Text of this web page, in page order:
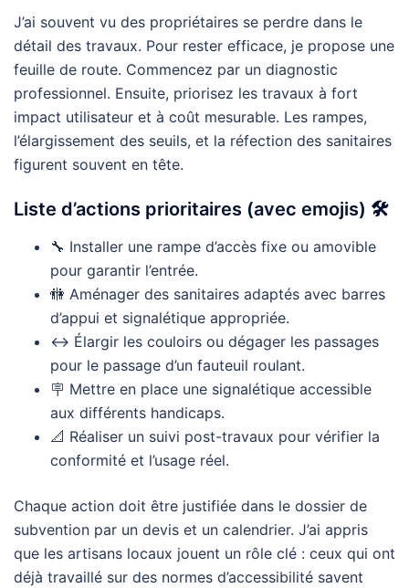
J’ai souvent vu des propriétaires se perdre dans le
détail des travaux. Pour rester efficace, je propose une
feuille de route. Commencez par un diagnostic
professionnel. Ensuite, priorisez les travaux à fort
impact utilisateur et à coût mesurable. Les rampes,
l’élargissement des seuils, et la réfection des sanitaires
figurent souvent en tête.
Liste d’actions prioritaires (avec emojis) 🛠️
🔧 Installer une rampe d’accès fixe ou amovible
pour garantir l’entrée.
🚻 Aménager des sanitaires adaptés avec barres
d’appui et signalétique appropriée.
↔️ Élargir les couloirs ou dégager les passages
pour le passage d’un fauteuil roulant.
🪧 Mettre en place une signalétique accessible
aux différents handicaps.
📐 Réaliser un suivi post-travaux pour vérifier la
conformité et l’usage réel.
Chaque action doit être justifiée dans le dossier de
subvention par un devis et un calendrier. J’ai appris
que les artisans locaux jouent un rôle clé : ceux qui ont
déjà travaillé sur des normes d’accessibilité savent